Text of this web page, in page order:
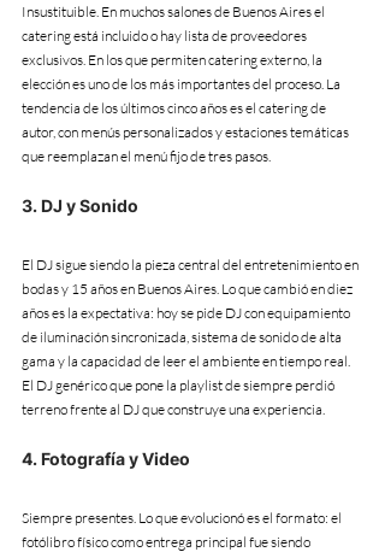
Insustituible. En muchos salones de Buenos Aires el
catering está incluido o hay lista de proveedores
exclusivos. En los que permiten catering externo, la
elección es uno de los más importantes del proceso. La
tendencia de los últimos cinco años es el catering de
autor, con menús personalizados y estaciones temáticas
que reemplazan el menú fijo de tres pasos.
3. DJ y Sonido
El DJ sigue siendo la pieza central del entretenimiento en
bodas y 15 años en Buenos Aires. Lo que cambió en diez
años es la expectativa: hoy se pide DJ con equipamiento
de iluminación sincronizada, sistema de sonido de alta
gama y la capacidad de leer el ambiente en tiempo real.
El DJ genérico que pone la playlist de siempre perdió
terreno frente al DJ que construye una experiencia.
4. Fotografía y Video
Siempre presentes. Lo que evolucionó es el formato: el
fotólibro físico como entrega principal fue siendo